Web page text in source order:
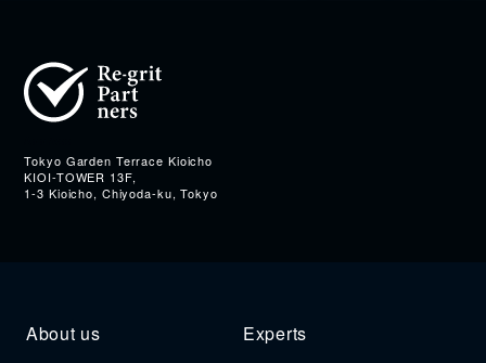
Tokyo Garden Terrace Kioicho
KIOI-TOWER 13F,
1-3 Kioicho, Chiyoda-ku, Tokyo
About us Experts